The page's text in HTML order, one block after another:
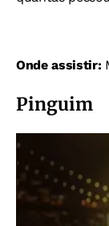
Onde assistir:
Pinguim